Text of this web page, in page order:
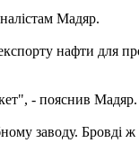
Мадяр.
нафти для
- пояснив Мадяр.
заводу. Бровді ж